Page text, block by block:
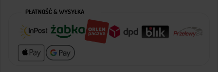
PŁATNOŚĆ & WYSYŁKA